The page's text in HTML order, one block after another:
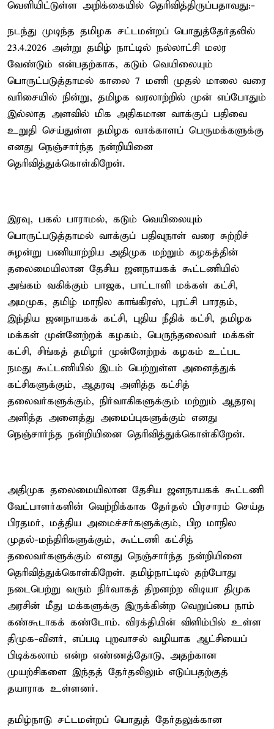
வெளியிட்டுள்ள அறிக்கையில் தெரிவித்திருப்பதாவது:-
நடந்து முடிந்த தமிழக சட்டமன்றப் பொதுத்தேர்தலில்
23.4.2026 அன்று தமிழ் நாட்டில் நல்லாட்சி மலர
வேண்டும் என்பதற்காக, கடும் வெயிலையும்
பொருட்படுத்தாமல் காலை 7 மணி முதல் மாலை வரை
வரிசையில் நின்று, தமிழக வரலாற்றில் முன் எப்போதும்
இல்லாத அளவில் மிக அதிகமான வாக்குப் பதிவை
உறுதி செய்துள்ள தமிழக வாக்காளப் பெருமக்களுக்கு
எனது நெஞ்சார்ந்த நன்றியினை
தெரிவித்துக்கொள்கிறேன்.
இரவு, பகல் பாராமல், கடும் வெயிலையும்
பொருட்படுத்தாமல் வாக்குப் பதிவுநாள் வரை சுற்றிச்
சுழன்று பணியாற்றிய அதிமுக மற்றும் கழகத்தின்
தலைமையிலான தேசிய ஜனநாயகக் கூட்டணியில்
அங்கம் வகிக்கும் பாஜக, பாட்டாளி மக்கள் கட்சி,
அமமுக, தமிழ் மாநில காங்கிரஸ், புரட்சி பாரதம்,
இந்திய ஜனநாயகக் கட்சி, புதிய நீதிக் கட்சி, தமிழக
மக்கள் முன்னேற்றக் கழகம், பெருந்தலைவர் மக்கள்
கட்சி, சிங்கத் தமிழர் முன்னேற்றக் கழகம் உட்பட
நமது கூட்டணியில் இடம் பெற்றுள்ள அனைத்துக்
கட்சிகளுக்கும், ஆதரவு அளித்த கட்சித்
தலைவர்களுக்கும், நிர்வாகிகளுக்கும் மற்றும் ஆதரவு
அளித்த அனைத்து அமைப்புகளுக்கும் எனது
நெஞ்சார்ந்த நன்றியினை தெரிவித்துக்கொள்கிறேன்.
அதிமுக தலைமையிலான தேசிய ஜனநாயகக் கூட்டணி
வேட்பாளர்களின் வெற்றிக்காக தேர்தல் பிரசாரம் செய்த
பிரதமர், மத்திய அமைச்சர்களுக்கும், பிற மாநில
முதல்-மந்திரிகளுக்கும், கூட்டணி கட்சித்
தலைவர்களுக்கும் எனது நெஞ்சார்ந்த நன்றியினை
தெரிவித்துக்கொள்கிறேன். தமிழ்நாட்டில் தற்போது
நடைபெற்று வரும் நிர்வாகத் திறனற்ற விடியா திமுக
அரசின் மீது மக்களுக்கு இருக்கின்ற வெறுப்பை நாம்
கண்கூடாகக் கண்டோம். விரக்தியின் விளிம்பில் உள்ள
திமுக-வினர், எப்படி புறவாசல் வழியாக ஆட்சியைப்
பிடிக்கலாம் என்ற எண்ணத்தோடு, அதற்கான
முயற்சிகளை இந்தத் தேர்தலிலும் எடுப்பதற்குத்
தயாராக உள்ளனர்.
தமிழ்நாடு சட்டமன்றப் பொதுத் தேர்தலுக்கான